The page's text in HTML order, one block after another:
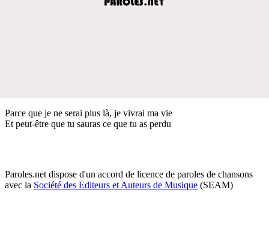
Parce que je ne serai plus là, je vivrai ma vie
Et peut-être que tu sauras ce que tu as perdu
Paroles.net dispose d'un accord de licence de paroles de chansons
avec la Société des Editeurs et Auteurs de Musique (SEAM)